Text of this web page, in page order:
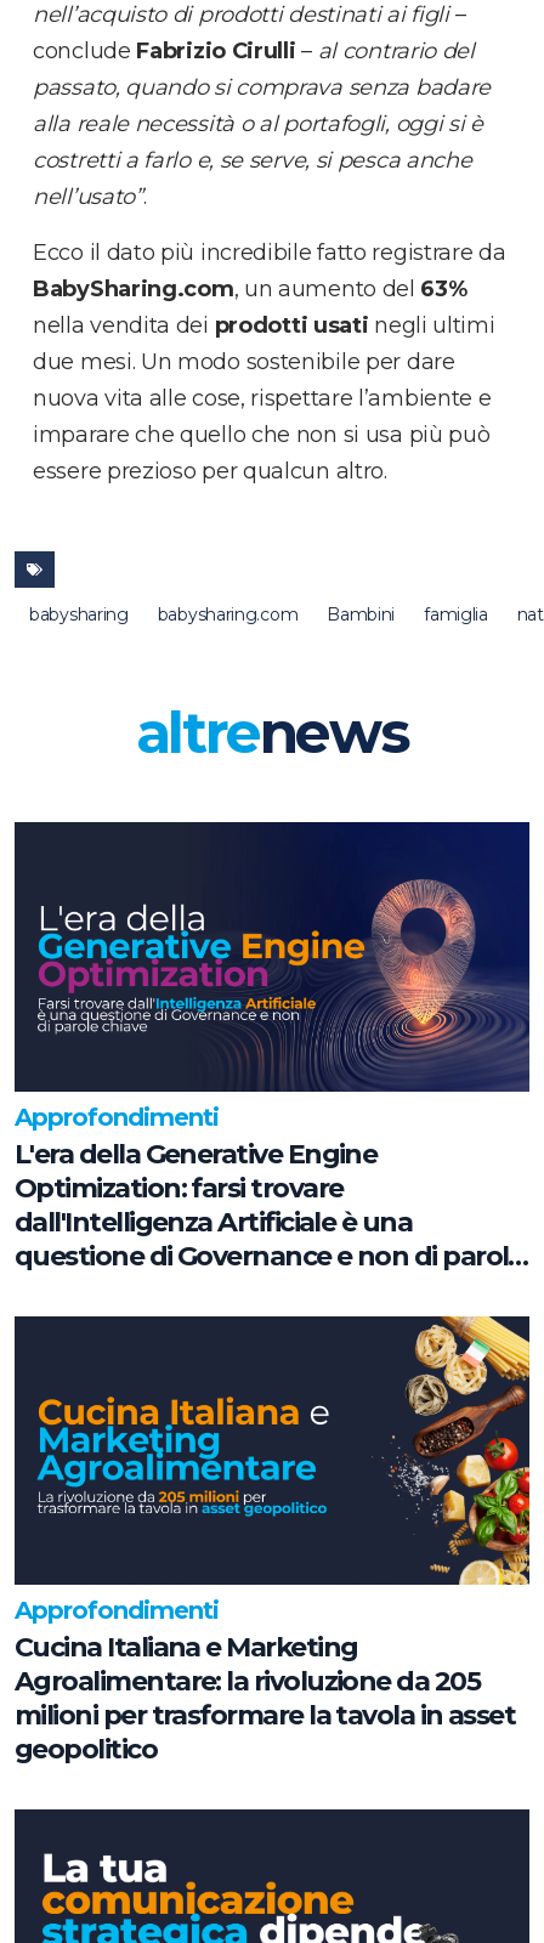
nell’acquisto di prodotti destinati ai figli–
conclude Fabrizio Cirulli –al contrario del
passato, quando si comprava senza badare
alla reale necessità o al portafogli, oggi si è
costretti a farlo e, se serve, si pesca anche
nell’usato”.
Ecco il dato più incredibile fatto registrare da
BabySharing.com, un aumento del 63%
nella vendita dei prodotti usati negli ultimi
due mesi. Un modo sostenibile per dare
nuova vita alle cose, rispettare l’ambiente e
imparare che quello che non si usa più può
essere prezioso per qualcun altro.
babysharing babysharing.com Bambini famiglia
altrenews
Approfondimenti
L'era della Generative Engine
Optimization: farsi trovare
dall'Intelligenza Artificiale è una
questione di Governance e non di parole
Approfondimenti
Cucina Italiana e Marketing
Agroalimentare: la rivoluzione da 205
milioni per trasformare la tavola in asset
geopolitico